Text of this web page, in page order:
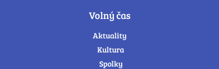
Volný čas
Aktuality
Kultura
Spolky